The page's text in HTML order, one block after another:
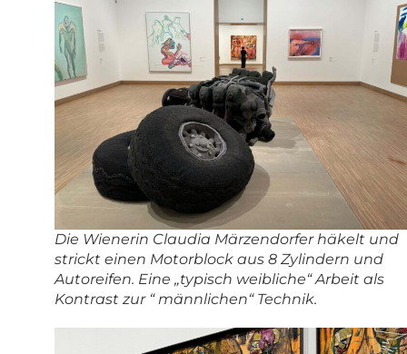
Die Wienerin Claudia Märzendorfer häkelt und
strickt einen Motorblock aus 8 Zylindern und
Autoreifen. Eine „typisch weibliche“ Arbeit als
Kontrast zur “ männlichen“ Technik.